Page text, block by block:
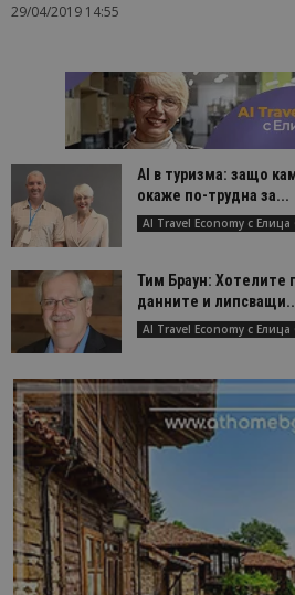
29/04/2019 14:55
AI в туризма: защо
окаже по-трудна за...
AI Travel Economy с Елица
Тим Браун: Хотелите
данните и
AI Travel Economy с Елица